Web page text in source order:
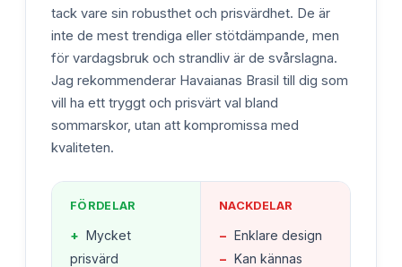
tack vare sin robusthet och prisvärdhet. De är
inte de mest trendiga eller stötdämpande, men
för vardagsbruk och strandliv är de svårslagna.
Jag rekommenderar Havaianas Brasil till dig som
vill ha ett tryggt och prisvärt val bland
sommarskor, utan att kompromissa med
kvaliteten.
FÖRDELAR
+ Mycket
prisvärd
NACKDELAR
− Enklare design
− Kan kännas